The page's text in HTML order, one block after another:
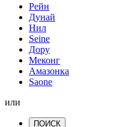
Рейн
Дунай
Нил
Seine
Дору
Меконг
Амазонка
Saone
или
ПОИСК